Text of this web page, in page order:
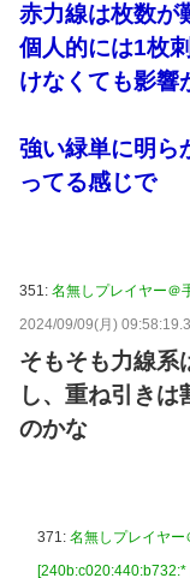
赤力線は枚数が
個人的には1枚
けなくても影響
強い緑単に明ら
ってる感じで
351: 名無しプレイヤー＠
2024/09/09(月)
そもそも力線系
し、重ね引き
のかな
371: 名無しプレイヤー
[240b:c020:440:b732:*